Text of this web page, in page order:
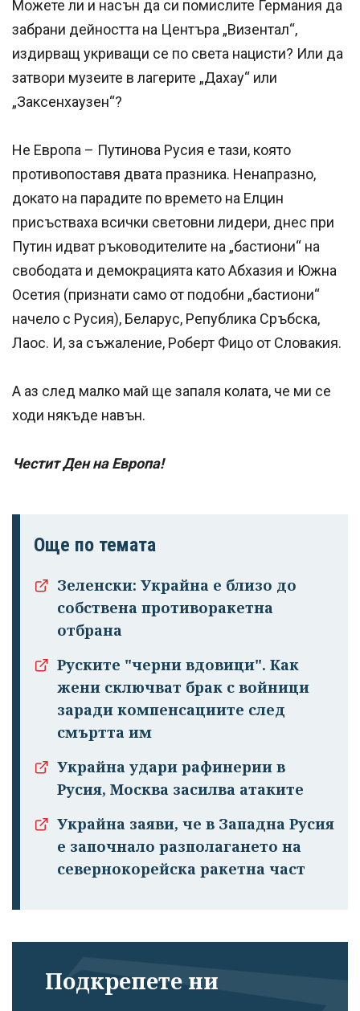
Можете ли и насън да си помислите Германия да
забрани дейността на Центъра „Визентал“,
издирващ укриващи се по света нацисти? Или да
затвори музеите в лагерите „Дахау“ или
„Заксенхаузен“?
Не Европа – Путинова Русия е тази, която
противопоставя двата празника. Ненапразно,
докато на парадите по времето на Елцин
присъстваха всички световни лидери, днес при
Путин идват ръководителите на „бастиони“ на
свободата и демокрацията като Абхазия и Южна
Осетия (признати само от подобни „бастиони“
начело с Русия), Беларус, Република Сръбска,
Лаос. И, за съжаление, Роберт Фицо от Словакия.
А аз след малко май ще запаля колата, че ми се
ходи някъде навън.
Честит Ден на Европа!
Още по темата
Зеленски: Украйна е близо до
собствена противоракетна
отбрана
Руските "черни вдовици". Как
жени сключват брак с войници
заради компенсациите след
смъртта им
Украйна удари рафинерии в
Русия, Москва засилва атаките
Украйна заяви, че в Западна Русия
е започнало разполагането на
севернокорейска ракетна част
Подкрепете ни